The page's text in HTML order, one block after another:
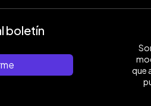
boletín
que